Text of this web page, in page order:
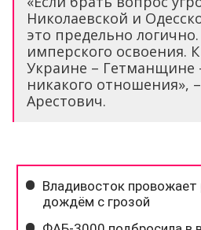
Николаевской и
это предельно
имперского освоения.
Украине –
никакого отношения», –
Арестович.